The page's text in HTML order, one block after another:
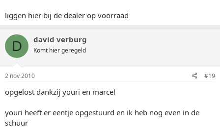
liggen hier bij de dealer op voorraad
D david verburg
Komt hier geregeld
2 nov 2010 #19
opgelost dankzij youri en marcel
youri heeft er eentje opgestuurd en ik heb nog even in de
schuur